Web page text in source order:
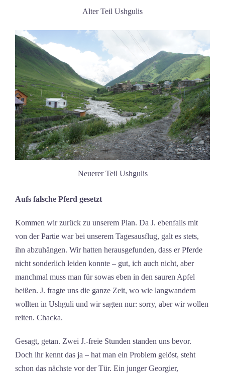
Alter Teil Ushgulis
Neuerer Teil Ushgulis
Aufs falsche Pferd gesetzt
Kommen wir zurück zu unserem Plan. Da J. ebenfalls mit
von der Partie war bei unserem Tagesausflug, galt es stets,
ihn abzuhängen. Wir hatten herausgefunden, dass er Pferde
nicht sonderlich leiden konnte – gut, ich auch nicht, aber
manchmal muss man für sowas eben in den sauren Apfel
beißen. J. fragte uns die ganze Zeit, wo wie langwandern
wollten in Ushguli und wir sagten nur: sorry, aber wir wollen
reiten. Chacka.
Gesagt, getan. Zwei J.-freie Stunden standen uns bevor.
Doch ihr kennt das ja – hat man ein Problem gelöst, steht
schon das nächste vor der Tür. Ein junger Georgier,